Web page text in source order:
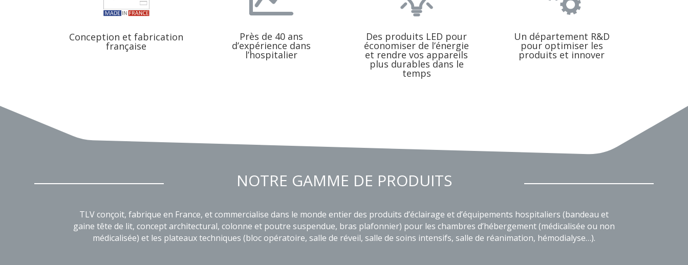
Conception et fabrication
française
Près de 40 ans
d’expérience dans
l’hospitalier
Des produits LED pour
économiser de l’énergie
et rendre vos appareils
plus durables dans le
temps
Un département R&D
pour optimiser les
produits et innover
NOTRE GAMME DE PRODUITS
TLV conçoit, fabrique en France, et commercialise dans le monde entier des produits d’éclairage et d’équipements hospitaliers (bandeau et
gaine tête de lit, concept architectural, colonne et poutre suspendue, bras plafonnier) pour les chambres d’hébergement (médicalisée ou non
médicalisée) et les plateaux techniques (bloc opératoire, salle de réveil, salle de soins intensifs, salle de réanimation, hémodialyse…).